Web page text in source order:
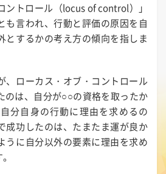
ントロール（locus of control）」
も言われ、行動と評価の原因を自
とするかの考え方の傾向を指しま
、ローカス・オブ・コントロール
のは、自分が○○の資格を取ったか
分自身の行動に理由を求めるの
成功したのは、たまたま運が良か
うに自分以外の要素に理由を求め